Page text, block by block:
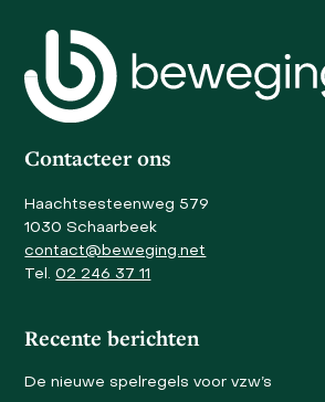
the
first
slide
Contacteer ons
Haachtsesteenweg 579
1030 Schaarbeek
contact@beweging.net
Tel.02 246 37 11
Recente berichten
De nieuwe spelregels voor vzw’s